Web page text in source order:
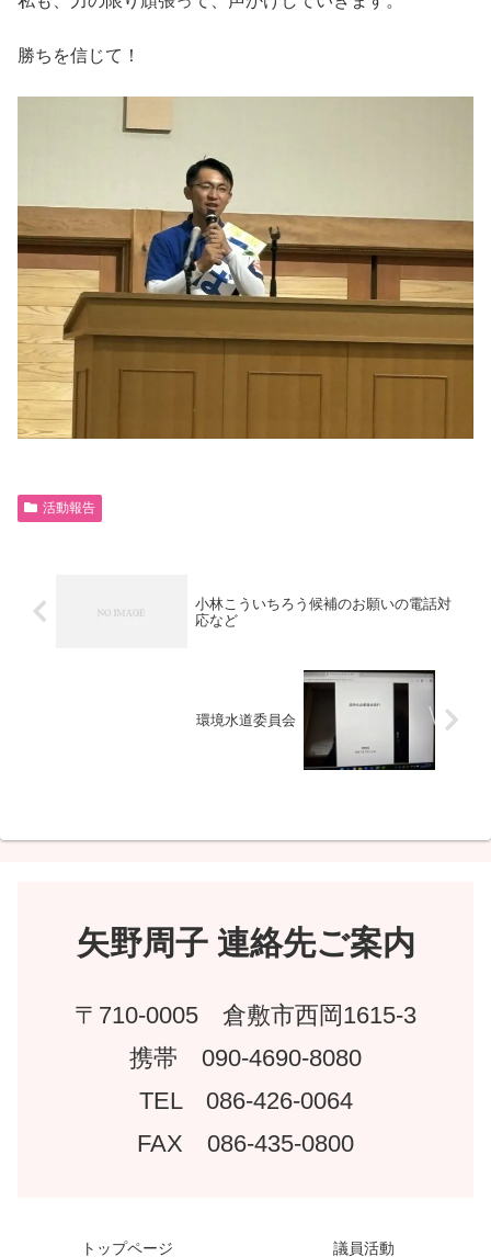
勝ちを信じて！
活動報告
小林こういちろう候補のお願いの電話対
応など
環境水道委員会
矢野周子 連絡先ご案内
〒710-0005 倉敷市西岡1615-3
携帯 090-4690-8080
TEL 086-426-0064
FAX 086-435-0800
トップページ 議員活動